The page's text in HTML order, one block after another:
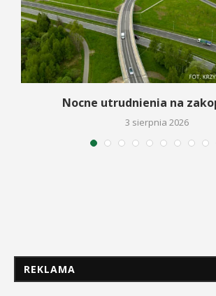
Nocne utrudnienia na
3 sierpnia 2026
REKLAMA